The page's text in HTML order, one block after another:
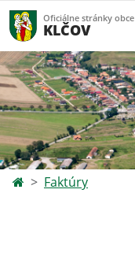
Oficiálne stránky obce
KLČOV
Faktúry